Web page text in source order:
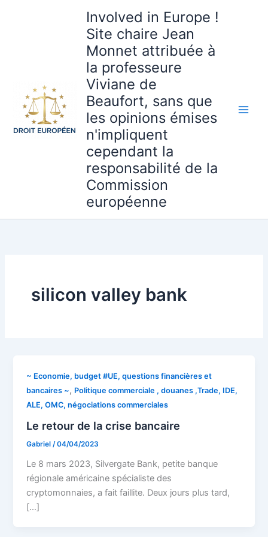
Involved in Europe !
Site chaire Jean
Monnet attribuée à
la professeure
Viviane de
Beaufort, sans que
les opinions émises
n'impliquent
cependant la
responsabilité de la
Commission
européenne
silicon valley bank
~ Economie, budget #UE, questions financières et
bancaires ~, Politique commerciale , douanes ,Trade, IDE,
ALE, OMC, négociations commerciales
Le retour de la crise bancaire
Gabriel /04/04/2023
Le 8 mars 2023, Silvergate Bank, petite banque
régionale américaine spécialiste des
cryptomonnaies, a fait faillite. Deux jours plus tard,
[…]